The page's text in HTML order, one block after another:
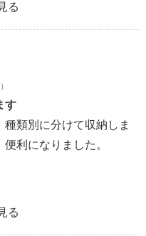
る
す
類別に分けて収納しま
利になりました。
る